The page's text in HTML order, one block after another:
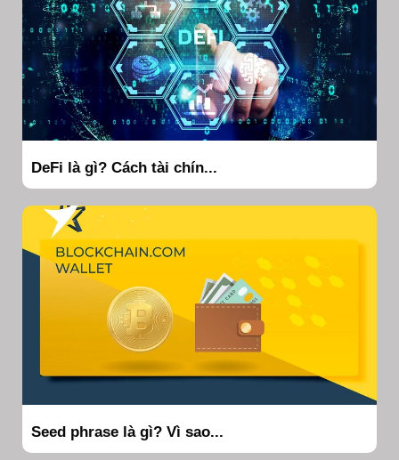
DeFi là gì? Cách tài chín...
Seed phrase là gì? Vì sao...